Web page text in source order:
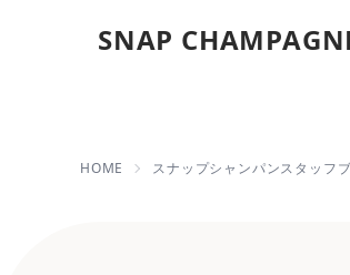
SNAP
HOME スナップシャンパンスタッフ